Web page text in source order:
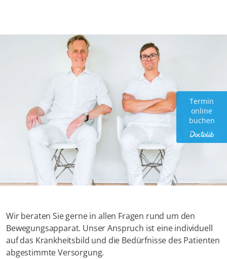
Termin
online
buchen
Orthopädischen Zentrum Essen
Wir beraten Sie gerne in allen Fragen rund um den
Bewegungsapparat. Unser Anspruch ist eine individuell
auf das Krankheitsbild und die Bedürfnisse des Patienten
abgestimmte Versorgung.